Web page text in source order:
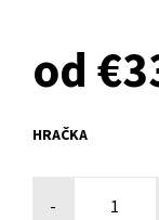
od
HRAČKA
-